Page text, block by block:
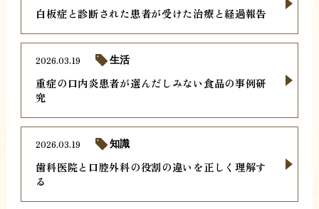
白板症と診断された患者が受けた治療と経過報告
重症の口内炎患者が選んだしみない食品の事例研
究
2026.03.19 生活
歯科医院と口腔外科の役割の違いを正しく理解す
る
2026.03.19 知識